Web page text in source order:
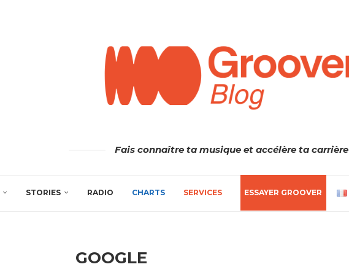
Fais connaître ta musique et accélère ta carrière
STORIES RADIO CHARTS SERVICES ESSAYER GROOVER
GOOGLE